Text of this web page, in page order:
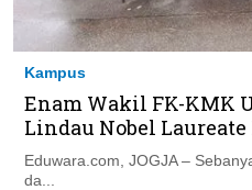
Kampus
Enam Wakil FK-KMK
Lindau Nobel Laureate
Eduwara.com, JOGJA –
da...